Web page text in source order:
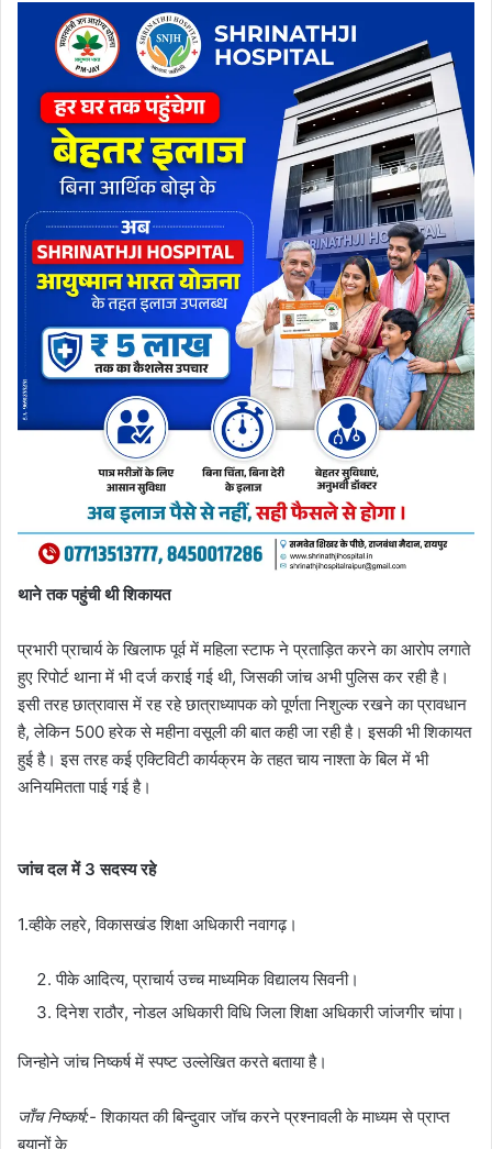
थाने तक पहुंची थी शिकायत
प्रभारी प्राचार्य के खिलाफ पूर्व में महिला स्टाफ ने प्रताड़ित करने का आरोप लगाते
हुए रिपोर्ट थाना में भी दर्ज कराई गई थी, जिसकी जांच अभी पुलिस कर रही है।
इसी तरह छात्रावास में रह रहे छात्राध्यापक को पूर्णता निशुल्क रखने का प्रावधान
है, लेकिन 500 हरेक से महीना वसूली की बात कही जा रही है। इसकी भी शिकायत
हुई है। इस तरह कई एक्टिविटी कार्यक्रम के तहत चाय नाश्ता के बिल में भी
अनियमितता पाई गई है।
जांच दल में 3 सदस्य रहे
1.व्हीके लहरे, विकासखंड शिक्षा अधिकारी नवागढ़।
पीके आदित्य, प्राचार्य उच्च माध्यमिक विद्यालय सिवनी।
दिनेश राठौर, नोडल अधिकारी विधि जिला शिक्षा अधिकारी जांजगीर चांपा।
जिन्होने जांच निष्कर्ष में स्पष्ट उल्लेखित करते बताया है।
जाँच निष्कर्ष:- शिकायत की बिन्दुवार जॉच करने प्रश्नावली के माध्यम से प्राप्त
बयानों के